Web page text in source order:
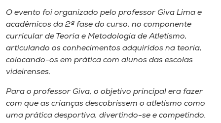
O evento foi organizado pelo professor Giva Lima e
acadêmicos da 2ª fase do curso, no componente
curricular de Teoria e Metodologia de Atletismo,
articulando os conhecimentos adquiridos na teoria,
colocando-os em prática com alunos das escolas
videirenses.
Para o professor Giva, o objetivo principal era fazer
com que as crianças descobrissem o atletismo como
uma prática desportiva, divertindo-se e competindo.